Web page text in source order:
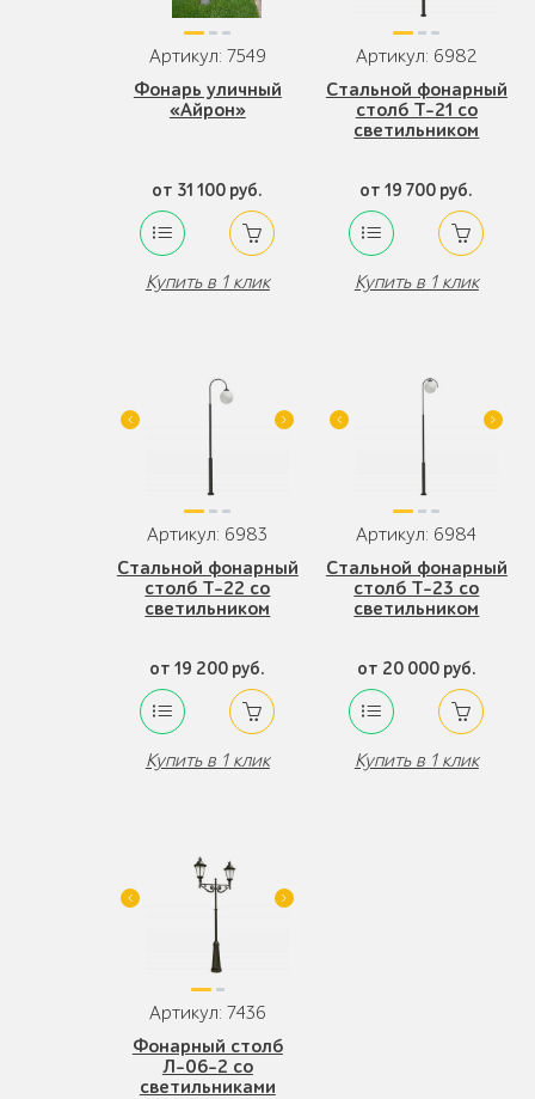
Артикул: 7549
Фонарь уличный
«Айрон»
от 31 100 руб.
Купить в 1 клик
Артикул: 6982
Стальной фонарный
столб Т-21 со
светильником
от 19 700 руб.
Купить в 1 клик
Артикул: 6983
Стальной фонарный
столб Т-22 со
светильником
от 19 200 руб.
Купить в 1 клик
Артикул: 6984
Стальной фонарный
столб Т-23 со
светильником
от 20 000 руб.
Купить в 1 клик
Артикул: 7436
Фонарный столб
Л-06-2 со
светильниками